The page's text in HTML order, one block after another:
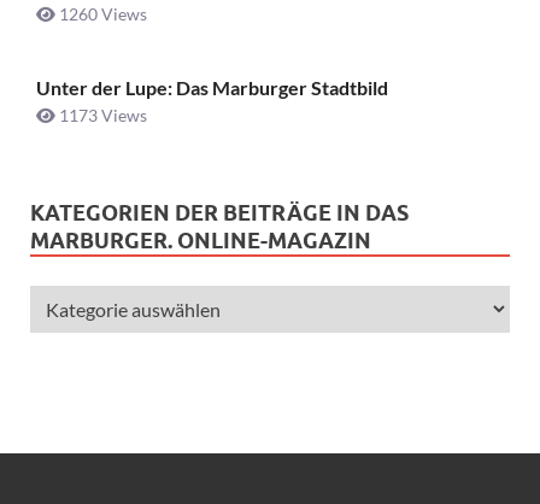
1260 Views
Unter der Lupe: Das Marburger Stadtbild
1173 Views
KATEGORIEN DER BEITRÄGE IN DAS
MARBURGER. ONLINE-MAGAZIN